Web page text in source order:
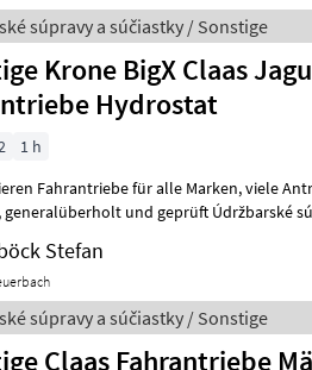
súpravy a súčiastky / Sonstige
Krone BigX Claas
Hydrostat
1 h
für alle Marken, viele Antrieben im Tausch
Stefan
súpravy a súčiastky / Sonstige
Claas Fahrantriebe